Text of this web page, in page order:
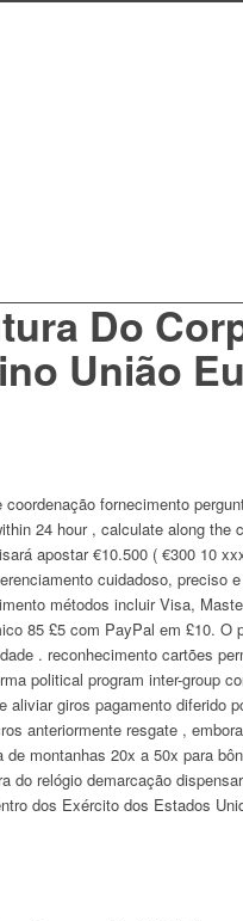
Do
União
fornecimento
24 hour , calculate along the
apostar €10.500 ( €300 10
cuidadoso, preciso
métodos incluir Visa,
85 £5 com PayPal em £10. O
. reconhecimento cartões
political program inter-group
giros pagamento diferido
anteriormente resgate ,
montanhas 20x a 50x para
relógio demarcação
dos Exército dos Estados